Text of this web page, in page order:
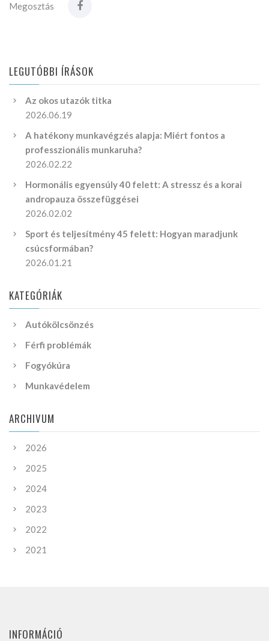
Megosztás
LEGUTÓBBI ÍRÁSOK
Az okos utazók titka
2026.06.19
A hatékony munkavégzés alapja: Miért fontos a
professzionális munkaruha?
2026.02.22
Hormonális egyensúly 40 felett: A stressz és a korai
andropauza összefüggései
2026.02.02
Sport és teljesítmény 45 felett: Hogyan maradjunk
csúcsformában?
2026.01.21
KATEGÓRIÁK
Autókölcsönzés
Férfi problémák
Fogyókúra
Munkavédelem
ARCHIVUM
2026
2025
2024
2023
2022
2021
INFORMÁCIÓ